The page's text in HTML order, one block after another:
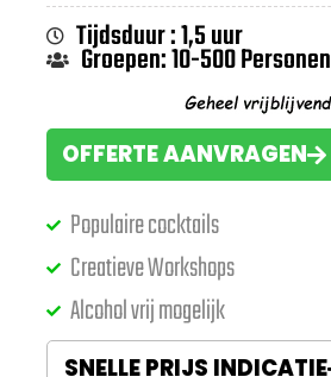
Tijdsduur : 1,5 uur
Groepen: 10-500 Personen
OFFERTE AANVRAGEN
Populaire cocktails
Creatieve Workshops
Alcohol vrij mogelijk
SNELLE PRIJS INDICATIE